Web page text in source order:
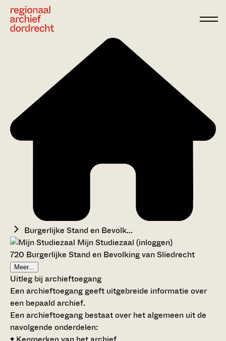
Burgerlijke Stand en Bevolk...
Mijn Studiezaal (inloggen)
720 Burgerlijke Stand en Bevolking van Sliedrecht
Meer...
Uitleg bij archieftoegang
Een archieftoegang geeft uitgebreide informatie over
een bepaald archief.
Een archieftoegang bestaat over het algemeen uit de
navolgende onderdelen: